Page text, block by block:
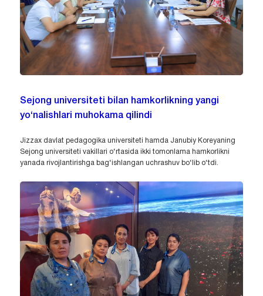
Sejong universiteti bilan hamkorlikning yangi
yo‘nalishlari muhokama qilindi
Jizzax davlat pedagogika universiteti hamda Janubiy Koreyaning
Sejong universiteti vakillari o‘rtasida ikki tomonlama hamkorlikni
yanada rivojlantirishga bag‘ishlangan uchrashuv bo‘lib o‘tdi.